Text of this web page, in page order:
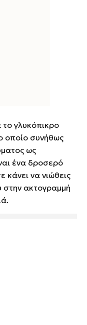
γλυκόπικρο
οποίο συνήθως
ως
ένα δροσερό
να νιώθεις
στην ακτογραμμή